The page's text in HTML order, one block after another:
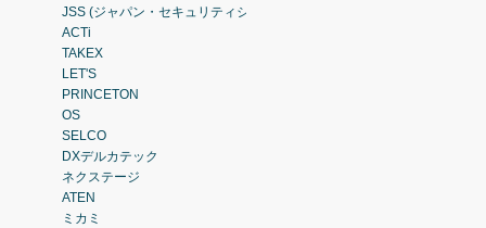
JSS (ジャパン・セキュリティシステム)
ACTi
TAKEX
LET'S
PRINCETON
OS
SELCO
DXデルカテック
ネクステージ
ATEN
ミカミ